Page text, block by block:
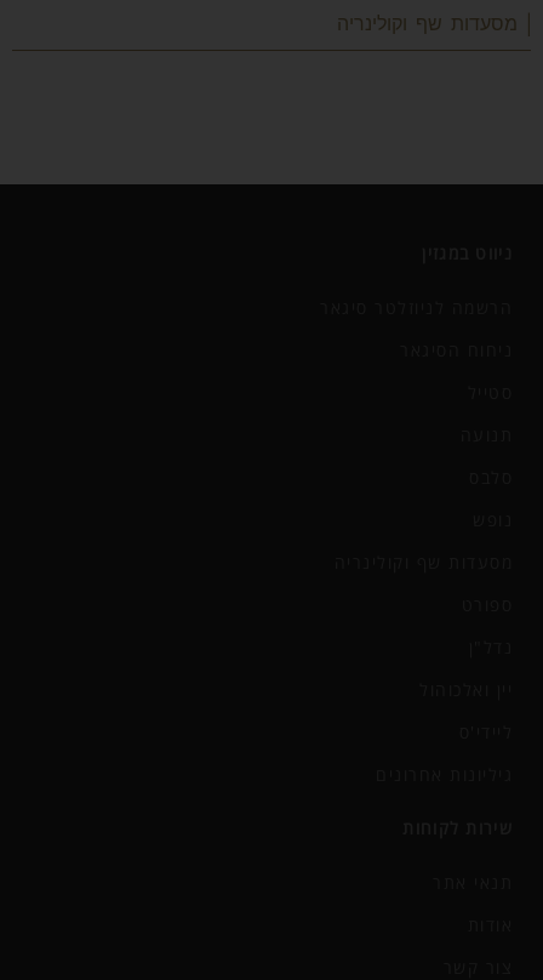
| מסעדות שף וקולינריה